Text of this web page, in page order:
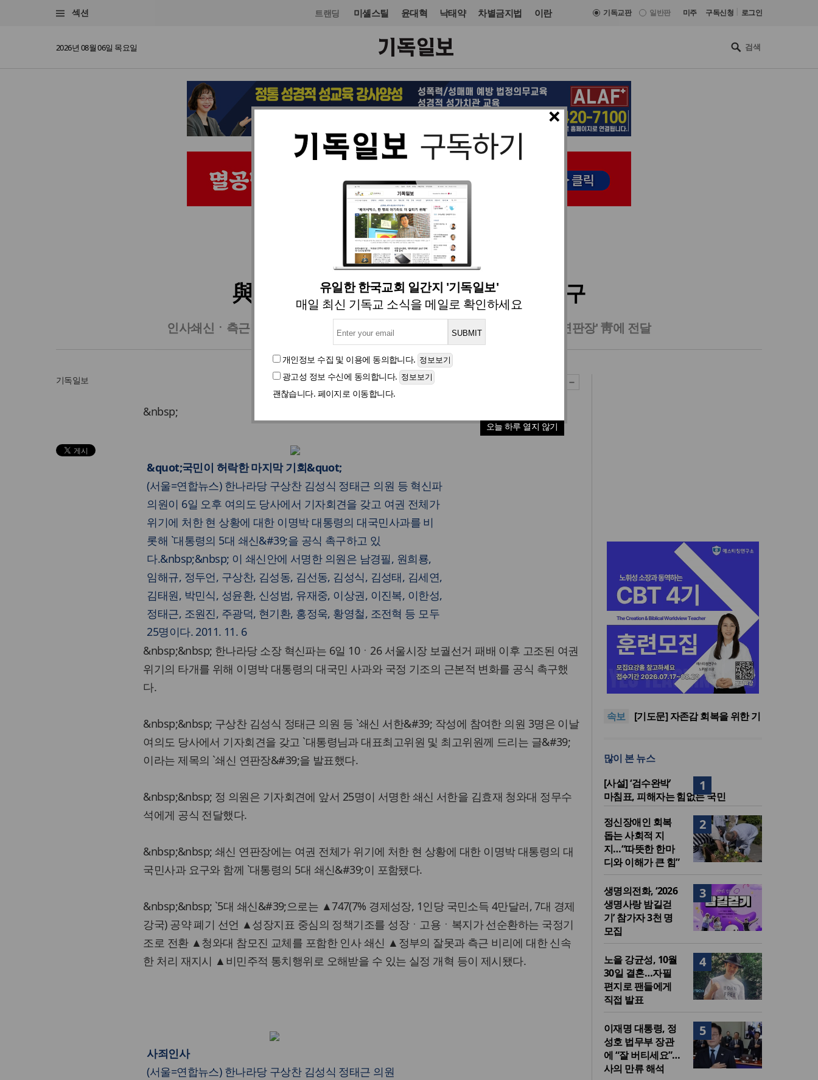
섹션 트랜딩 미셸스틸 윤대혁 낙태약 차별금지법 이란 기독교판 일반판 미주 구독신청 로그인
2026년 08월 06일 목요일
×
유일한 한국교회 일간지 '기독일보'
매일 최신 기독교 소식을 메일로 확인하세요
개인정보 수집 및 이용에 동의합니다.
광고성 정보 수신에 동의합니다.
괜찮습니다. 페이지로 이동합니다.
오늘 하루 열지 않기
국회·정당 국회·정당 입력 2011. 11. 07 00:11
與혁신파, `대통령에 대국민 사과' 요구
인사쇄신ㆍ측근비리 신속처리ㆍ747공약폐기ㆍ국정기조 전환도;`25명 서명 연판장' 靑에 전달
기독일보
&nbsp;
&quot;국민이 허락한 마지막 기회&quot;
(서울=연합뉴스) 한나라당 구상찬 김성식 정태근 의원 등 혁신파
의원이 6일 오후 여의도 당사에서 기자회견을 갖고 여권 전체가
위기에 처한 현 상황에 대한 이명박 대통령의 대국민사과를 비
롯해 `대통령의 5대 쇄신&#39;을 공식 촉구하고 있
다.&nbsp;&nbsp; 이 쇄신안에 서명한 의원은 남경필, 원희룡,
임해규, 정두언, 구상찬, 김성동, 김선동, 김성식, 김성태, 김세연,
김태원, 박민식, 성윤환, 신성범, 유재중, 이상권, 이진복, 이한성,
정태근, 조원진, 주광덕, 현기환, 홍정욱, 황영철, 조전혁 등 모두
25명이다. 2011. 11. 6
&nbsp;&nbsp; 한나라당 소장 혁신파는 6일 10ㆍ26 서울시장 보궐선거 패배 이후 고조된 여권
위기의 타개를 위해 이명박 대통령의 대국민 사과와 국정 기조의 근본적 변화를 공식 촉구했
다.
&nbsp;&nbsp; 구상찬 김성식 정태근 의원 등 `쇄신 서한&#39; 작성에 참여한 의원 3명은 이날
여의도 당사에서 기자회견을 갖고 `대통령님과 대표최고위원 및 최고위원께 드리는 글&#39;
이라는 제목의 `쇄신 연판장&#39;을 발표했다.
&nbsp;&nbsp; 정 의원은 기자회견에 앞서 25명이 서명한 쇄신 서한을 김효재 청와대 정무수
석에게 공식 전달했다.
&nbsp;&nbsp; 쇄신 연판장에는 여권 전체가 위기에 처한 현 상황에 대한 이명박 대통령의 대
국민사과 요구와 함께 `대통령의 5대 쇄신&#39;이 포함됐다.
&nbsp;&nbsp; `5대 쇄신&#39;으로는 ▲747(7% 경제성장, 1인당 국민소득 4만달러, 7대 경제
강국) 공약 폐기 선언 ▲성장지표 중심의 정책기조를 성장ㆍ고용ㆍ복지가 선순환하는 국정기
조로 전환 ▲청와대 참모진 교체를 포함한 인사 쇄신 ▲정부의 잘못과 측근 비리에 대한 신속
한 처리 재지시 ▲비민주적 통치행위로 오해받을 수 있는 실정 개혁 등이 제시됐다.
사죄인사
(서울=연합뉴스) 한나라당 구상찬 김성식 정태근 의원
속보
횃불트리니티신학대학원대,
ACSI 국제 기독교사 자격 과정
“하나님 앞에서 광복의 은혜 기
‘후성유전 해석 가능성’ 관련 청
[기도문] 자존감 회복을 위한 기
장 취임
ACSI 국제 기독교사 자격 과정
“하나님 앞에서 광복의 은혜 기
억하고 책임 감당해야”
많이 본 뉴스
1
[사설] ‘검수완박’
마침표, 피해자는 힘없는 국민
2
정신장애인 회복
돕는 사회적 지
지…“따뜻한 한마
디와 이해가 큰 힘”
3
생명의전화, ‘2026
생명사랑 밤길걷
기’ 참가자 3천 명
모집
4
노을 강균성, 10월
30일 결혼…자필
편지로 팬들에게
직접 발표
5
이재명 대통령, 정
성호 법무부 장관
에 “잘 버티세요”…
사의 만류 해석